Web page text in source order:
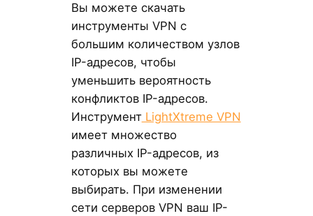
Вы можете скачать
инструменты VPN с
большим количеством узлов
IP-адресов, чтобы
уменьшить вероятность
конфликтов IP-адресов.
ИнструментLightXtreme VPN
имеет множество
различных IP-адресов, из
которых вы можете
выбирать. При изменении
сети серверов VPN ваш IP-